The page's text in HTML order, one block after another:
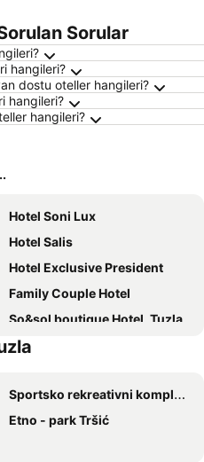
Sorular
hangileri?
dostu oteller hangileri?
hangileri?
hangileri?
Hotel Soni Lux
Hotel Salis
Hotel Exclusive President
Family Couple Hotel
So&sol boutique Hotel, Tuzla
Hotel Senad od Bosne
Hotel Lukavac
Sportsko rekreativni kompleks Suncana reka
Etno - park Tršić